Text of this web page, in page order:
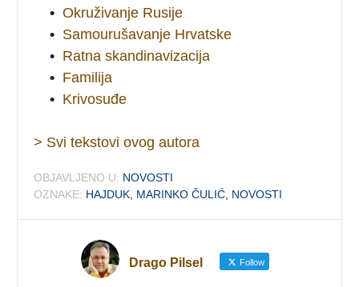
• Okruživanje Rusije
• Samourušavanje Hrvatske
• Ratna skandinavizacija
• Familija
• Krivosuđe
> Svi tekstovi ovog autora
OBJAVLJENO U: NOVOSTI
OZNAKE: HAJDUK MARINKO ČULIĆ NOVOSTI
Drago Pilsel Follow